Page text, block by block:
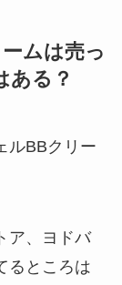
ムは売っ
ある？
ルBBクリー
ア、ヨドバ
るところは